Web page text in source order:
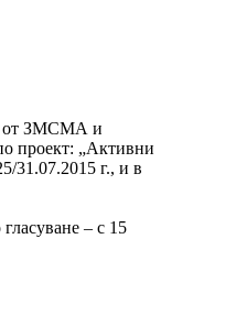
от ЗМСМА и
проект: „Активни
31.07.2015 г., и в
– с 15